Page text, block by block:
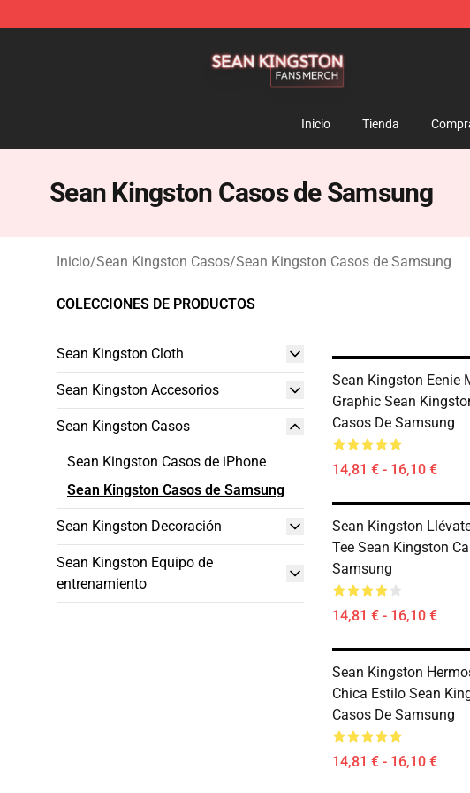
Inicio Tienda
Sean Kingston Casos de Samsung
Inicio/Sean Kingston Casos/Sean Kingston Casos de Samsung
COLECCIONES DE PRODUCTOS
Sean Kingston Cloth
Sean Kingston Accesorios
Sean Kingston Casos
Sean Kingston Casos de iPhone
Sean Kingston Casos de Samsung
Sean Kingston Decoración
Sean Kingston Equipo de
entrenamiento
Sean Kingston Eenie
Graphic Sean
Casos De Samsung
14,81 € - 16,10 €
Sean Kingston
Tee Sean Kingston
Samsung
14,81 € - 16,10 €
Sean Kingston
Chica Estilo Sean
Casos De Samsung
14,81 € - 16,10 €